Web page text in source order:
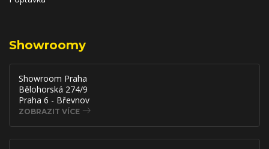
Showroomy
Showroom Praha
Bělohorská 274/9
Praha 6 - Břevnov
ZOBRAZIT VÍCE